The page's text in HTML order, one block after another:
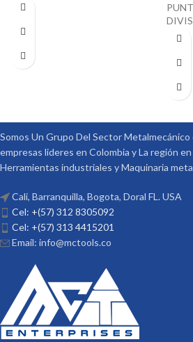
Somos Un Grupo Del Sector
empresas lideres en Colombia y La región
Herramientas industriales y Maquinaria
Cali, Barranquilla, Bogota, Doral FL. USA
Cel: +(57) 312 8305092
Cel: +(57) 313 4415201
Email: info@mctools.co